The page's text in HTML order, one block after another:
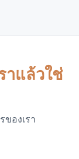
าแล้วใช่
องเรา